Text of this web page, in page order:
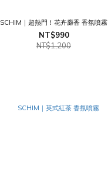
SCHIM｜超熱門！花卉麝香 香氛噴霧
NT$990
NT$1,200